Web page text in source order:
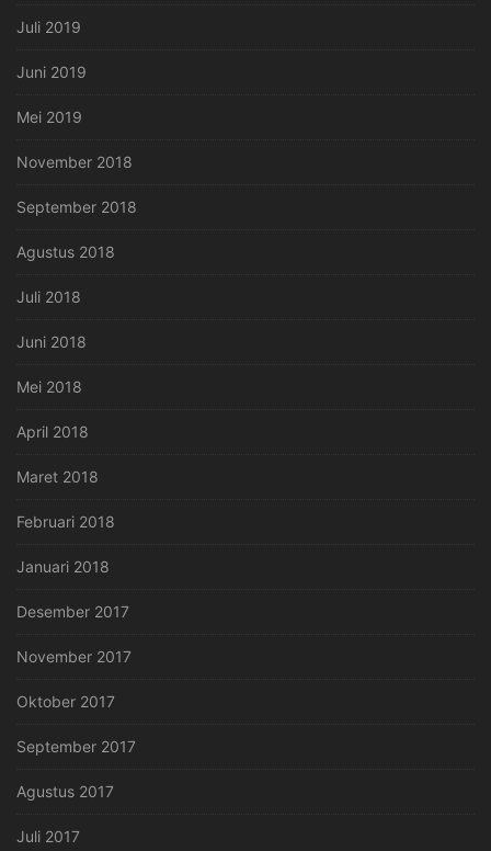
Juli 2019
Juni 2019
Mei 2019
November 2018
September 2018
Agustus 2018
Juli 2018
Juni 2018
Mei 2018
April 2018
Maret 2018
Februari 2018
Januari 2018
Desember 2017
November 2017
Oktober 2017
September 2017
Agustus 2017
Juli 2017